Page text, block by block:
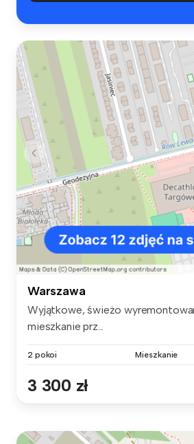
Warszawa
Wyjątkowe, świeżo
mieszkanie prz...
2 pokoi Mieszkanie
3 300 zł